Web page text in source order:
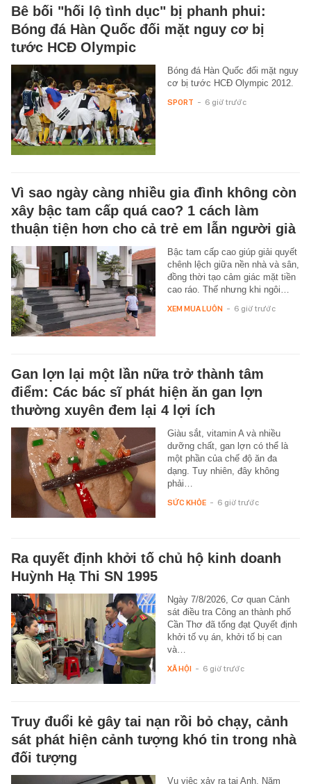
Bê bối "hối lộ tình dục" bị phanh phui:
Bóng đá Hàn Quốc đối mặt nguy cơ bị
tước HCĐ Olympic
Bóng đá Hàn Quốc đối mặt nguy
cơ bị tước HCĐ Olympic 2012.
SPORT - 6 giờ trước
Vì sao ngày càng nhiều gia đình không còn
xây bậc tam cấp quá cao? 1 cách làm
thuận tiện hơn cho cả trẻ em lẫn người già
Bậc tam cấp cao giúp giải quyết
chênh lệch giữa nền nhà và sân,
đồng thời tạo cảm giác mặt tiền
cao ráo. Thế nhưng khi ngôi…
XEM MUA LUÔN - 6 giờ trước
Gan lợn lại một lần nữa trở thành tâm
điểm: Các bác sĩ phát hiện ăn gan lợn
thường xuyên đem lại 4 lợi ích
Giàu sắt, vitamin A và nhiều
dưỡng chất, gan lợn có thể là
một phần của chế độ ăn đa
dạng. Tuy nhiên, đây không
phải…
SỨC KHỎE - 6 giờ trước
Ra quyết định khởi tố chủ hộ kinh doanh
Huỳnh Hạ Thi SN 1995
Ngày 7/8/2026, Cơ quan Cảnh
sát điều tra Công an thành phố
Cần Thơ đã tống đạt Quyết định
khởi tố vụ án, khởi tố bị can
và…
XÃ HỘI - 6 giờ trước
Truy đuổi kẻ gây tai nạn rồi bỏ chạy, cảnh
sát phát hiện cảnh tượng khó tin trong nhà
đối tượng
Vụ việc xảy ra tại Anh. Năm